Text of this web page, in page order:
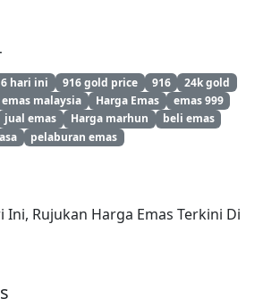
hari ini 916 gold price 916
24k gold
malaysia Harga Emas
emas 999
jual emas Harga marhun
beli emas
pelaburan emas
Ini, Rujukan Harga Emas Terkini Di